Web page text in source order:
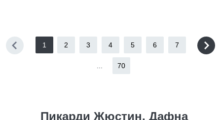
1 2 3 4 5 6 7
70
Пикарди Жюстин. Дафна